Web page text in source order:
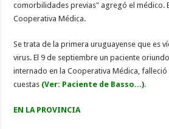
comorbilidades previas" agregó el médico.
Cooperativa Médica.
Se trata de la primera uruguayense que es
virus. El 9 de septiembre un paciente
internado en la Cooperativa Médica,
cuestas (Ver: Paciente de Basso...).
EN LA PROVINCIA